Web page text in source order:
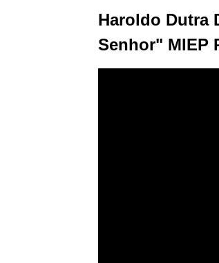
Haroldo Dutra
Senhor" MIEP